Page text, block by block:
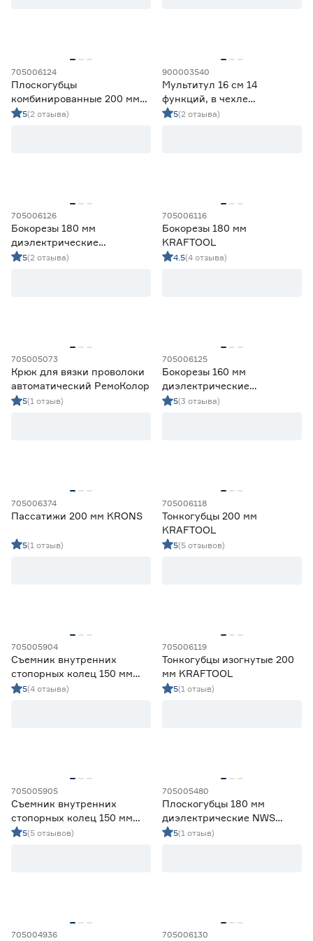
705006124
Плоскогубцы
комбинированные 200 мм
KRAFTOOL
5(2 отзыва)
900003540
Мультитул 16 см 14
функций, в чехле
FORESTER Mobile
5(2 отзыва)
705006126
Бокорезы 180 мм
диэлектрические
KRAFTOOL ELECTRO‑KRAFT
5(2 отзыва)
705006116
Бокорезы 180 мм
KRAFTOOL
4.5(4 отзыва)
705005073
Крюк для вязки проволоки
автоматический РемоКолор
5(1 отзыв)
705006125
Бокорезы 160 мм
диэлектрические
KRAFTOOL ELECTRO‑KRAFT
5(3 отзыва)
705006374
Пассатижи 200 мм KRONS
5(1 отзыв)
705006118
Тонкогубцы 200 мм
KRAFTOOL
5(5 отзывов)
705005904
Съемник внутренних
стопорных колец 150 мм
загнутые губки Sparta
5(4 отзыва)
705006119
Тонкогубцы изогнутые 200
мм KRAFTOOL
5(1 отзыв)
705005905
Съемник внутренних
стопорных колец 150 мм
прямые губки Sparta
5(5 отзывов)
705005480
Плоскогубцы 180 мм
диэлектрические NWS
CombiMax
5(1 отзыв)
705004936 705006130